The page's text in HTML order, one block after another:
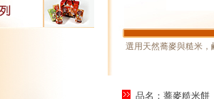
選用天然蕎麥與糙米
品名：蕎麥糙米餅